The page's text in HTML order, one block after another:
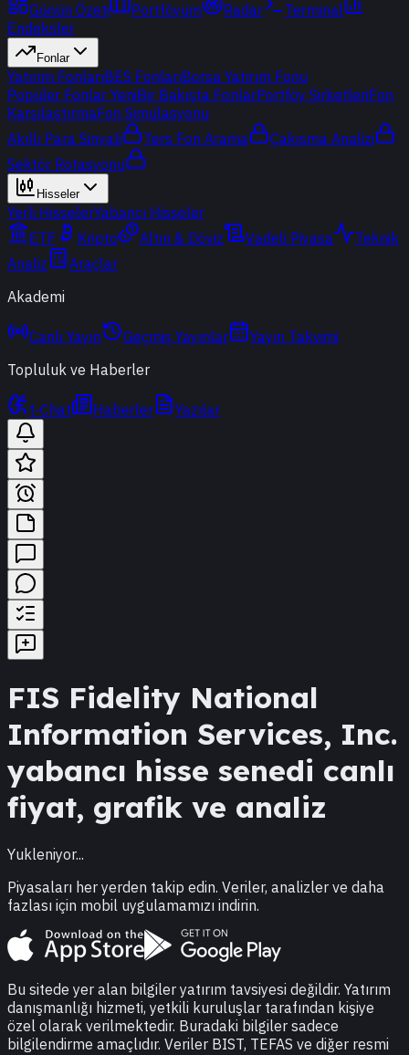
Günün Özeti Portföyüm Radar
Terminal
Endeksler
Fonlar
Yatırım FonlarıBES FonlarıBorsa Yatırım Fonu
Popüler Fonlar YeniBir Bakışta FonlarPortföy ŞirketleriFon
KarşılaştırmaFon Simülasyonu
Akıllı Para Sinyali
Ters Fon Arama
Çakışma Analizi
Sektör Rotasyonu
Hisseler
Yerli HisselerYabancı Hisseler
ETF
Kripto Altın & Döviz Vadeli Piyasa
Teknik
Analiz
Araçlar
Akademi
Canlı Yayın Geçmiş Yayınlar
Yayın Takvimi
Topluluk ve Haberler
t-Chat Haberler Yazılar
FIS Fidelity National
Information Services, Inc.
yabancı hisse senedi canlı
fiyat, grafik ve analiz
Yukleniyor...
Piyasaları her yerden takip edin. Veriler, analizler ve daha
fazlası için mobil uygulamamızı indirin.
Bu sitede yer alan bilgiler yatırım tavsiyesi değildir. Yatırım
danışmanlığı hizmeti, yetkili kuruluşlar tarafından kişiye
özel olarak verilmektedir. Buradaki bilgiler sadece
bilgilendirme amaçlıdır. Veriler BIST, TEFAS ve diğer resmi